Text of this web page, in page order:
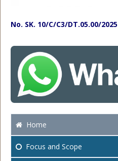
No. SK. 10/C/C3/DT.05.00/2025
Home
Focus and Scope